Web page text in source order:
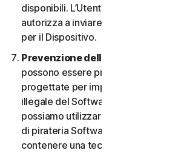
disponibili. L’Utente accetta inoltre
autorizza a inviare le nuove
per il Dispositivo.
Prevenzione della pirateria
possono essere presenti misure
progettate per impedire l’utilizzo
illegale del Software. L’Utente
possiamo utilizzare tali misure per
di pirateria Software (ad esempio,
contenere una tecnologia di